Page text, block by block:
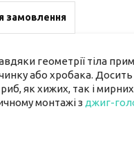
замовлення
геометрії тіла
або хробака. Досить
як хижих, так і
монтажі з джиг-